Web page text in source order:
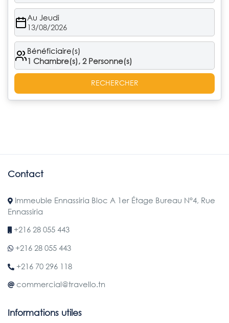
Au Jeudi
13/08/2026
Bénéficiaire(s)
1 Chambre(s), 2 Personne(s)
RECHERCHER
Contact
Immeuble Ennassiria Bloc A 1er Étage Bureau N°4, Rue
Ennassiria
+216 28 055 443
+216 28 055 443
+216 70 296 118
commercial@travello.tn
Informations utiles